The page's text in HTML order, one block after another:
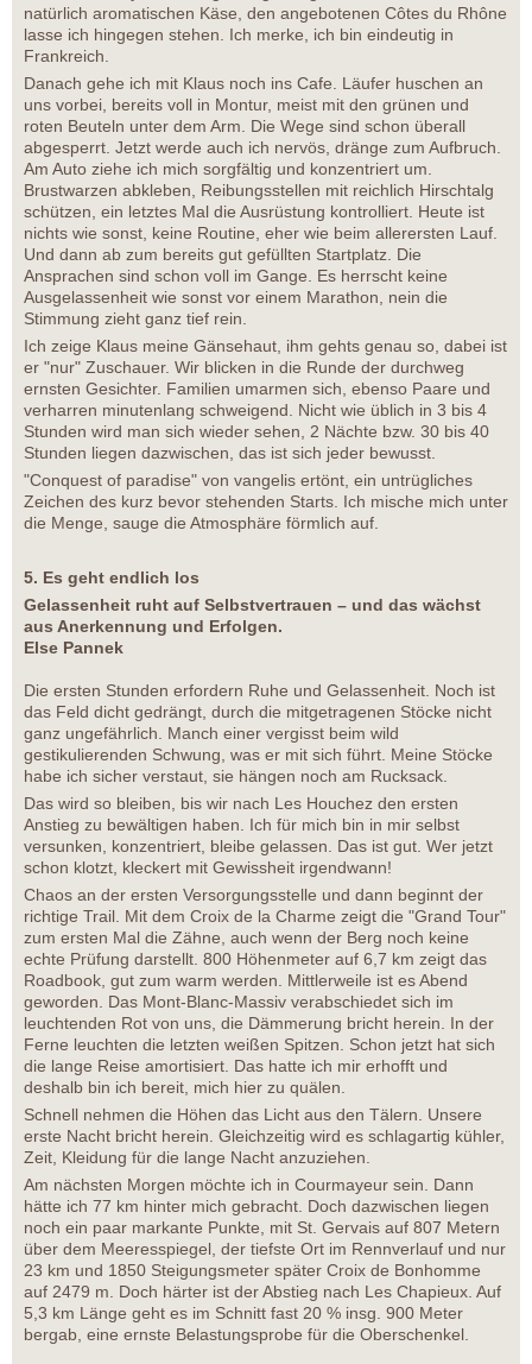
natürlich aromatischen Käse, den angebotenen Côtes du Rhône
lasse ich hingegen stehen. Ich merke, ich bin eindeutig in
Frankreich.
Danach gehe ich mit Klaus noch ins Cafe. Läufer huschen an
uns vorbei, bereits voll in Montur, meist mit den grünen und
roten Beuteln unter dem Arm. Die Wege sind schon überall
abgesperrt. Jetzt werde auch ich nervös, dränge zum Aufbruch.
Am Auto ziehe ich mich sorgfältig und konzentriert um.
Brustwarzen abkleben, Reibungsstellen mit reichlich Hirschtalg
schützen, ein letztes Mal die Ausrüstung kontrolliert. Heute ist
nichts wie sonst, keine Routine, eher wie beim allerersten Lauf.
Und dann ab zum bereits gut gefüllten Startplatz. Die
Ansprachen sind schon voll im Gange. Es herrscht keine
Ausgelassenheit wie sonst vor einem Marathon, nein die
Stimmung zieht ganz tief rein.
Ich zeige Klaus meine Gänsehaut, ihm gehts genau so, dabei ist
er "nur" Zuschauer. Wir blicken in die Runde der durchweg
ernsten Gesichter. Familien umarmen sich, ebenso Paare und
verharren minutenlang schweigend. Nicht wie üblich in 3 bis 4
Stunden wird man sich wieder sehen, 2 Nächte bzw. 30 bis 40
Stunden liegen dazwischen, das ist sich jeder bewusst.
"Conquest of paradise" von vangelis ertönt, ein untrügliches
Zeichen des kurz bevor stehenden Starts. Ich mische mich unter
die Menge, sauge die Atmosphäre förmlich auf.
5. Es geht endlich los
Gelassenheit ruht auf Selbstvertrauen – und das wächst
aus Anerkennung und Erfolgen.
Else Pannek
Die ersten Stunden erfordern Ruhe und Gelassenheit. Noch ist
das Feld dicht gedrängt, durch die mitgetragenen Stöcke nicht
ganz ungefährlich. Manch einer vergisst beim wild
gestikulierenden Schwung, was er mit sich führt. Meine Stöcke
habe ich sicher verstaut, sie hängen noch am Rucksack.
Das wird so bleiben, bis wir nach Les Houchez den ersten
Anstieg zu bewältigen haben. Ich für mich bin in mir selbst
versunken, konzentriert, bleibe gelassen. Das ist gut. Wer jetzt
schon klotzt, kleckert mit Gewissheit irgendwann!
Chaos an der ersten Versorgungsstelle und dann beginnt der
richtige Trail. Mit dem Croix de la Charme zeigt die "Grand Tour"
zum ersten Mal die Zähne, auch wenn der Berg noch keine
echte Prüfung darstellt. 800 Höhenmeter auf 6,7 km zeigt das
Roadbook, gut zum warm werden. Mittlerweile ist es Abend
geworden. Das Mont-Blanc-Massiv verabschiedet sich im
leuchtenden Rot von uns, die Dämmerung bricht herein. In der
Ferne leuchten die letzten weißen Spitzen. Schon jetzt hat sich
die lange Reise amortisiert. Das hatte ich mir erhofft und
deshalb bin ich bereit, mich hier zu quälen.
Schnell nehmen die Höhen das Licht aus den Tälern. Unsere
erste Nacht bricht herein. Gleichzeitig wird es schlagartig kühler,
Zeit, Kleidung für die lange Nacht anzuziehen.
Am nächsten Morgen möchte ich in Courmayeur sein. Dann
hätte ich 77 km hinter mich gebracht. Doch dazwischen liegen
noch ein paar markante Punkte, mit St. Gervais auf 807 Metern
über dem Meeresspiegel, der tiefste Ort im Rennverlauf und nur
23 km und 1850 Steigungsmeter später Croix de Bonhomme
auf 2479 m. Doch härter ist der Abstieg nach Les Chapieux. Auf
5,3 km Länge geht es im Schnitt fast 20 % insg. 900 Meter
bergab, eine ernste Belastungsprobe für die Oberschenkel.